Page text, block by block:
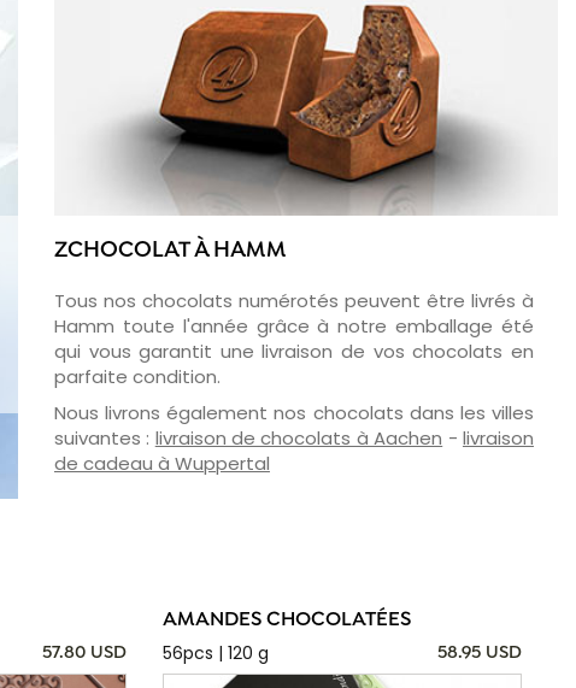
ZCHOCOLAT À HAMM
Tous nos chocolats numérotés peuvent être livrés à
Hamm toute l'année grâce à notre emballage été
qui vous garantit une livraison de vos chocolats en
parfaite condition.
Nous livrons également nos chocolats dans les villes
suivantes : livraison de chocolats à Aachen - livraison
de cadeau à Wuppertal
57.80 USD
AMANDES CHOCOLATÉES
56pcs | 120 g
58.95 USD